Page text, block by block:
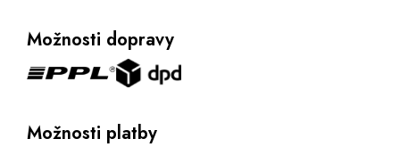
Možnosti dopravy
Možnosti platby